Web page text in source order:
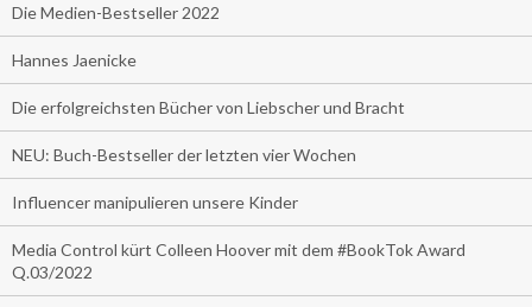
Die Medien-Bestseller 2022
Hannes Jaenicke
Die erfolgreichsten Bücher von Liebscher und Bracht
NEU: Buch-Bestseller der letzten vier Wochen
Influencer manipulieren unsere Kinder
Media Control kürt Colleen Hoover mit dem #BookTok Award
Q.03/2022